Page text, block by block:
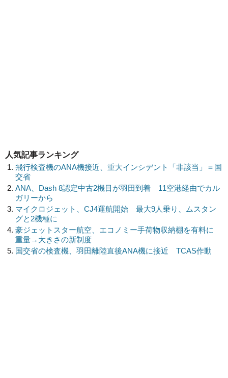
人気記事ランキング
飛行検査機のANA機接近、重大インシデント「非該当」＝国
交省
ANA、Dash 8認定中古2機目が羽田到着 11空港経由でカル
ガリーから
マイクロジェット、CJ4運航開始 最大9人乗り、ムスタン
グと2機種に
豪ジェットスター航空、エコノミー手荷物収納棚を有料に
重量→大きさの新制度
国交省の検査機、羽田離陸直後ANA機に接近 TCAS作動